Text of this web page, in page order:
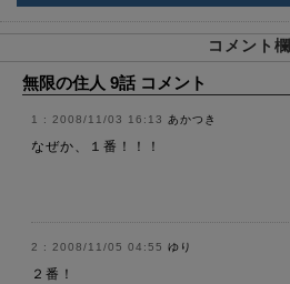
コメント欄
無限の住人 9話 コメント
2008/11/03 16:13 あかつき
なぜか、１番！！！
2008/11/05 04:55 ゆり
２番！